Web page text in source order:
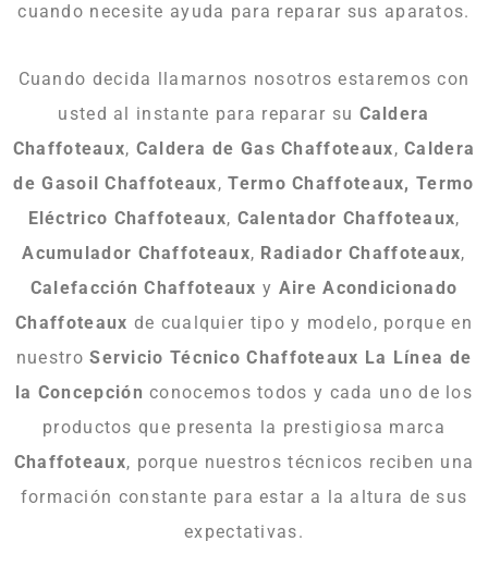
cuando necesite ayuda para reparar sus aparatos.
Cuando decida llamarnos nosotros estaremos con
usted al instante para reparar su Caldera
Chaffoteaux, Caldera de Gas Chaffoteaux,Caldera
de Gasoil Chaffoteaux,Termo Chaffoteaux, Termo
Eléctrico Chaffoteaux, Calentador Chaffoteaux,
Acumulador Chaffoteaux, Radiador Chaffoteaux,
Calefacción Chaffoteaux y Aire Acondicionado
Chaffoteaux de cualquier tipo y modelo, porque en
nuestroServicio Técnico Chaffoteaux La Línea de
la Concepción conocemos todos y cada uno de los
productos que presenta la prestigiosa marca
Chaffoteaux, porque nuestros técnicos reciben una
formación constante para estar a la altura de sus
expectativas.